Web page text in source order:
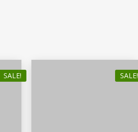
SALE! SALE!